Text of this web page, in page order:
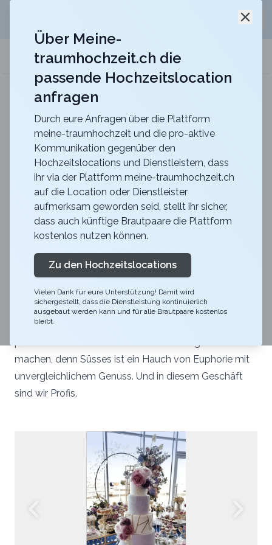
meine-traumhochzeit.ch
b_smart hotel Schönenwerd
Für ein zauberhaftes Hochzeitsfest
Zurück zur Suche
Pâtisserie Katznelson
4.5
Catering
Dienstleistung
BS
BaselMerkliste Link teilen
Katznelson Patisserie ist nicht nur süsses Catering, es
ist ein kleiner Traum, der Wirklichkeit wird. Dessert ist
für uns ein Kunstwerk, dem wir jeweils ein Stück
unserer Seele mitgeben. Wir sind inspiriert von den
Emotionen der Menschen, die unsere Desserts
machen, denn Süsses ist ein Hauch von Euphorie mit
unvergleichlichem Genuss. Und in diesem Geschäft
sind wir Profis.
Über Meine-
traumhochzeit.ch die
passende Hochzeitslocation
anfragen
Durch eure Anfragen über die Plattform
meine-traumhochzeit und die pro-aktive
Kommunikation gegenüber den
Hochzeitslocations und Dienstleistern, dass
ihr via der Plattform meine-traumhochzeit.ch
auf die Location oder Dienstleister
aufmerksam geworden seid, stellt ihr sicher,
dass auch künftige Brautpaare die Plattform
kostenlos nutzen können.
Zu den Hochzeitslocations
Vielen Dank für eure Unterstützung! Damit wird
sichergestellt, dass die Dienstleistung kontinuierlich
ausgebaut werden kann und für alle Brautpaare kostenlos
bleibt.